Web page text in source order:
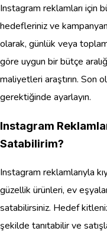
Instagram reklamları için
hedefleriniz ve
olarak, günlük veya
göre uygun bir bütçe
maliyetleri araştırın. Son
gerektiğinde ayarlayın.
Instagram
Satabilirim?
Instagram reklamlarıyla
güzellik ürünleri, ev
satabilirsiniz. Hedef
şekilde tanıtabilir ve